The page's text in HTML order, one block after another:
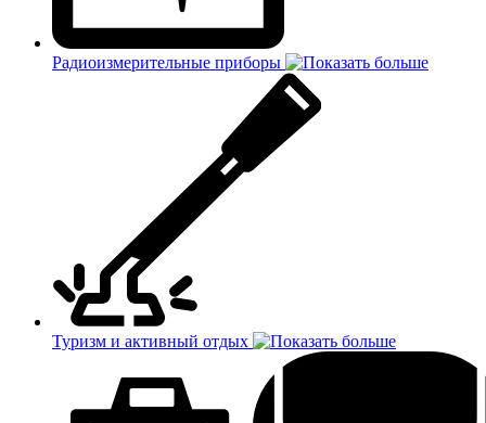
Радиоизмерительные приборы
Туризм и активный отдых